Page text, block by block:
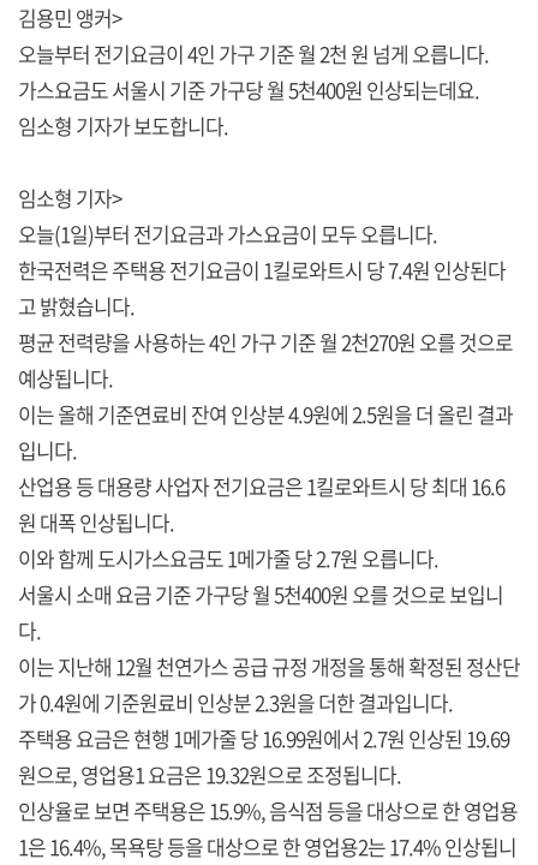
김용민 앵커>
오늘부터 전기요금이 4인 가구 기준 월 2천 원 넘게 오릅니다.
가스요금도 서울시 기준 가구당 월 5천400원 인상되는데요.
임소형 기자가 보도합니다.
임소형 기자>
오늘(1일)부터 전기요금과 가스요금이 모두 오릅니다.
한국전력은 주택용 전기요금이 1킬로와트시 당 7.4원 인상된다
고 밝혔습니다.
평균 전력량을 사용하는 4인 가구 기준 월 2천270원 오를 것으로
예상됩니다.
이는 올해 기준연료비 잔여 인상분 4.9원에 2.5원을 더 올린 결과
입니다.
산업용 등 대용량 사업자 전기요금은 1킬로와트시 당 최대 16.6
원 대폭 인상됩니다.
이와 함께 도시가스요금도 1메가줄 당 2.7원 오릅니다.
서울시 소매 요금 기준 가구당 월 5천400원 오를 것으로 보입니
다.
이는 지난해 12월 천연가스 공급 규정 개정을 통해 확정된 정산단
가 0.4원에 기준원료비 인상분 2.3원을 더한 결과입니다.
주택용 요금은 현행 1메가줄 당 16.99원에서 2.7원 인상된 19.69
원으로, 영업용1 요금은 19.32원으로 조정됩니다.
인상율로 보면 주택용은 15.9%, 음식점 등을 대상으로 한 영업용
1은 16.4%, 목욕탕 등을 대상으로 한 영업용2는 17.4% 인상됩니